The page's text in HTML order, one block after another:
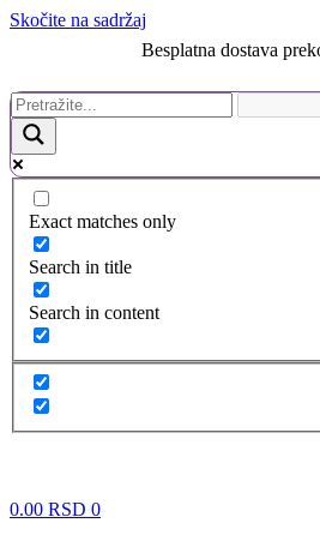
Skočite na sadržaj
Besplatna dostava
Exact matches only
Search in title
Search in content
0.00 RSD 0